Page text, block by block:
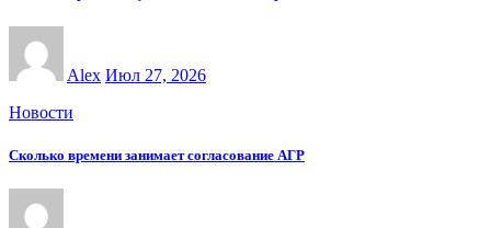
Alex Июл 27, 2026
Новости
Сколько времени занимает согласование АГР